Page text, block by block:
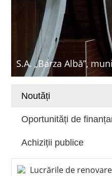
S.A. „Barza Albă”,
Noutăți
Oportunități de
Achiziții publice
Lucrările de